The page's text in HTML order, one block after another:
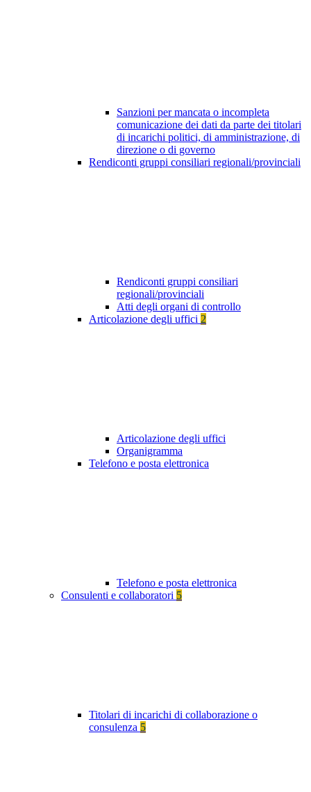
Sanzioni per mancata o incompleta
comunicazione dei dati da parte dei titolari
di incarichi politici, di amministrazione, di
direzione o di governo
Rendiconti gruppi consiliari regionali/provinciali
Rendiconti gruppi consiliari
regionali/provinciali
Atti degli organi di controllo
Articolazione degli uffici 2
Articolazione degli uffici
Organigramma
Telefono e posta elettronica
Telefono e posta elettronica
Consulenti e collaboratori 5
Titolari di incarichi di collaborazione o
consulenza 5